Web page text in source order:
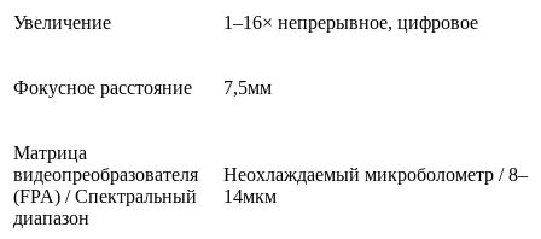
Увеличение 1–16× непрерывное, цифровое
Фокусное расстояние 7,5мм
Матрица
видеопреобразователя
(FPA) / Спектральный
диапазон
Неохлаждаемый микроболометр / 8–
14мкм